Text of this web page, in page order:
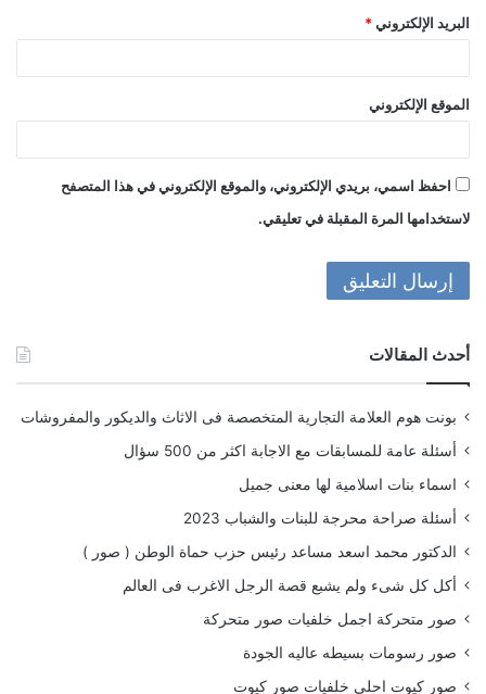
البريد الإلكتروني *
الموقع الإلكتروني
احفظ اسمي، بريدي الإلكتروني، والموقع الإلكتروني في هذا المتصفح
لاستخدامها المرة المقبلة في تعليقي.
أحدث المقالات
بونت هوم العلامة التجارية المتخصصة فى الاثاث والديكور والمفروشات
أسئلة عامة للمسابقات مع الاجابة اكثر من 500 سؤال
اسماء بنات اسلامية لها معنى جميل
أسئلة صراحة محرجة للبنات والشباب 2023
الدكتور محمد اسعد مساعد رئيس حزب حماة الوطن ( صور )
أكل كل شىء ولم يشبع قصة الرجل الاغرب فى العالم
صور متحركة اجمل خلفيات صور متحركة
صور رسومات بسيطه عاليه الجودة
صور كيوت احلى خلفيات صور كيوت